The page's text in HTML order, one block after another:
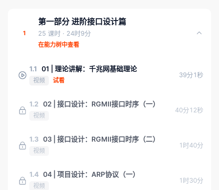
1
第一部分 进阶接口设计篇
25 课时 · 24时9分
在能力树中查看
1.1 01 | 理论讲解：千兆网基础理论
视频 试看
39分1秒
1.2 02 | 接口设计：RGMII接口时序（一）
视频
40分12秒
1.3 03 | 接口设计：RGMII接口时序（二）
视频
1时40分
1.4 04 | 项目设计：ARP协议（一）
视频
1时30分